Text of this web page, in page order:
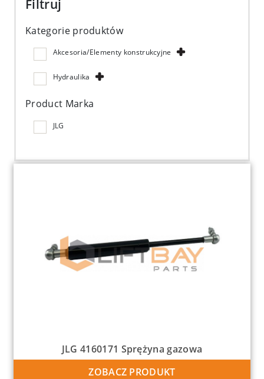
Filtruj
Kategorie produktów
Akcesoria/Elementy konstrukcyjne
Hydraulika
Product Marka
JLG
JLG 4160171 Sprężyna gazowa
ZOBACZ PRODUKT